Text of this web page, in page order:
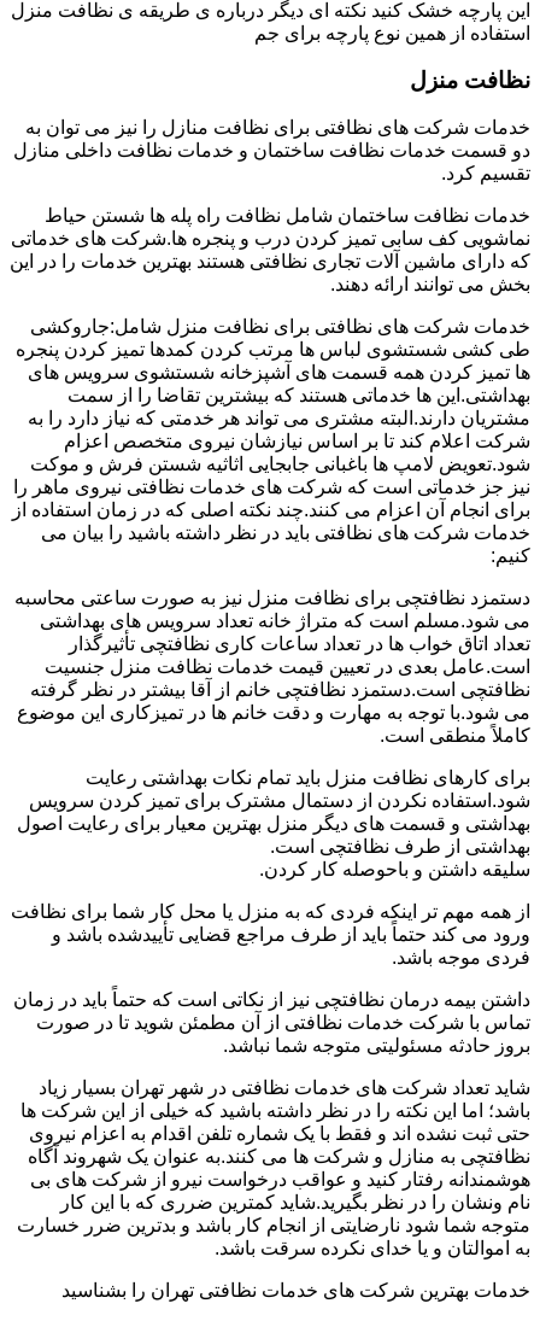
این پارچه خشک کنید نکته ای دیگر درباره ی طریقه ی نظافت منزل
استفاده از همین نوع پارچه برای جم
نظافت منزل
خدمات شرکت های نظافتی برای نظافت منازل را نیز می توان به
دو قسمت خدمات نظافت ساختمان و خدمات نظافت داخلی منازل
تقسیم کرد.
خدمات نظافت ساختمان شامل نظافت راه پله ها شستن حیاط
نماشویی کف سابی تمیز کردن درب و پنجره ها.شرکت های خدماتی
که دارای ماشین آلات تجاری نظافتی هستند بهترین خدمات را در این
بخش می توانند ارائه دهند.
خدمات شرکت های نظافتی برای نظافت منزل شامل:جاروکشی
طی کشی شستشوی لباس ها مرتب کردن کمدها تمیز کردن پنجره
ها تمیز کردن همه قسمت های آشپزخانه شستشوی سرویس های
بهداشتی.این ها خدماتی هستند که بیشترین تقاضا را از سمت
مشتریان دارند.البته مشتری می تواند هر خدمتی که نیاز دارد را به
شرکت اعلام کند تا بر اساس نیازشان نیروی متخصص اعزام
شود.تعویض لامپ ها باغبانی جابجایی اثاثیه شستن فرش و موکت
نیز جز خدماتی است که شرکت های خدمات نظافتی نیروی ماهر را
برای انجام آن اعزام می کنند.چند نکته اصلی که در زمان استفاده از
خدمات شرکت های نظافتی باید در نظر داشته باشید را بیان می
کنیم:
دستمزد نظافتچی برای نظافت منزل نیز به صورت ساعتی محاسبه
می شود.مسلم است که متراژ خانه تعداد سرویس های بهداشتی
تعداد اتاق خواب ها در تعداد ساعات کاری نظافتچی تأثیرگذار
است.عامل بعدی در تعیین قیمت خدمات نظافت منزل جنسیت
نظافتچی است.دستمزد نظافتچی خانم از آقا بیشتر در نظر گرفته
می شود.با توجه به مهارت و دقت خانم ها در تمیزکاری این موضوع
کاملاً منطقی است.
برای کارهای نظافت منزل باید تمام نکات بهداشتی رعایت
شود.استفاده نکردن از دستمال مشترک برای تمیز کردن سرویس
بهداشتی و قسمت های دیگر منزل بهترین معیار برای رعایت اصول
بهداشتی از طرف نظافتچی است.
سلیقه داشتن و باحوصله کار کردن.
از همه مهم تر اینکه فردی که به منزل یا محل کار شما برای نظافت
ورود می کند حتماً باید از طرف مراجع قضایی تأییدشده باشد و
فردی موجه باشد.
داشتن بیمه درمان نظافتچی نیز از نکاتی است که حتماً باید در زمان
تماس با شرکت خدمات نظافتی از آن مطمئن شوید تا در صورت
بروز حادثه مسئولیتی متوجه شما نباشد.
شاید تعداد شرکت های خدمات نظافتی در شهر تهران بسیار زیاد
باشد؛ اما این نکته را در نظر داشته باشید که خیلی از این شرکت ها
حتی ثبت نشده اند و فقط با یک شماره تلفن اقدام به اعزام نیروی
نظافتچی به منازل و شرکت ها می کنند.به عنوان یک شهروند آگاه
هوشمندانه رفتار کنید و عواقب درخواست نیرو از شرکت های بی
نام ونشان را در نظر بگیرید.شاید کمترین ضرری که با این کار
متوجه شما شود نارضایتی از انجام کار باشد و بدترین ضرر خسارت
به اموالتان و یا خدای نکرده سرقت باشد.
خدمات بهترین شرکت های خدمات نظافتی تهران را بشناسید